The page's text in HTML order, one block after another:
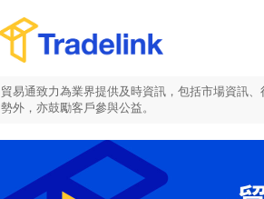
貿易通致力為業界提供及時資訊，包括市場資訊
勢外，亦鼓勵客戶參與公益。